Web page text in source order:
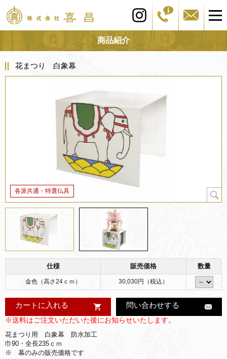
商品紹介
花まつり 白象幕
各派共通・特選仏具
仕様 販売価格 数量
金色（高さ24ｃｍ） 30,030円（税込）
カートに入れる 問い合わせする
※送料はご注文いただいた後にお知らせいたします。
花まつり用 白象幕 防水加工
巾90・全長235ｃｍ
※ 幕のみの販売価格です